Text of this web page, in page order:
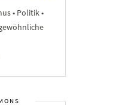
• Politik •